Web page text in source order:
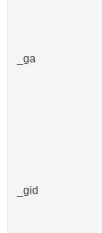
_ga
_gid